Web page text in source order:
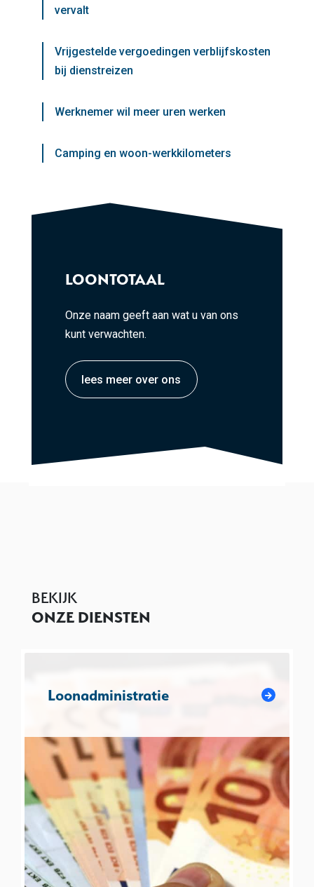
vervalt
Vrijgestelde vergoedingen verblijfskosten
bij dienstreizen
Werknemer wil meer uren werken
Camping en woon-werkkilometers
LOONTOTAAL
Onze naam geeft aan wat u van ons
kunt verwachten.
lees meer over ons
BEKIJK
ONZE DIENSTEN
Loonadministratie